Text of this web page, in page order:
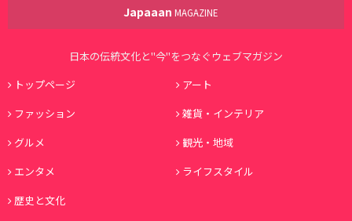
Japaaan MAGAZINE
日本の伝統文化と"今"をつなぐウェブマガジン
トップページ
アート
ファッション
雑貨・インテリア
グルメ
観光・地域
エンタメ
ライフスタイル
歴史と文化